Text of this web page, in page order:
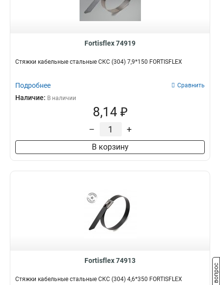
Fortisflex 74919
Стяжки кабельные стальные СКС (304) 7,9*150 FORTISFLEX
Подробнее Сравнить
Наличие: В наличии
8,14 ₽
– +
В корзину
Fortisflex 74913
Стяжки кабельные стальные СКС (304) 4,6*350 FORTISFLEX